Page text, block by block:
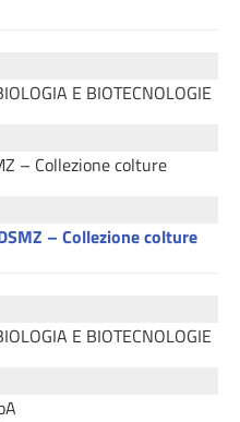
E BIOTECNOLOGIE
– Collezione colture
– Collezione colture
E BIOTECNOLOGIE